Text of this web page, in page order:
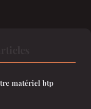
matériel btp